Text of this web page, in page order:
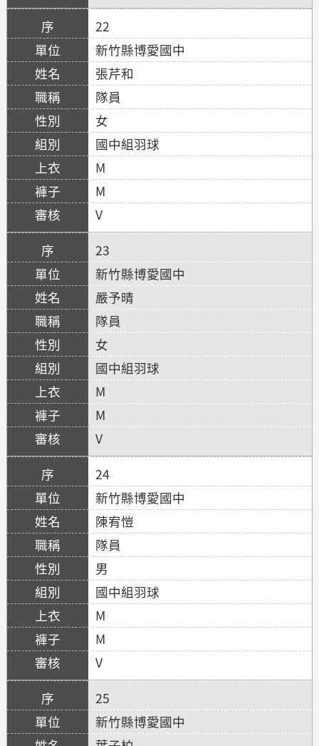
22
新竹縣博愛國中
張芹和
隊員
女
國中組羽球
M
M
V
23
新竹縣博愛國中
嚴予晴
隊員
女
國中組羽球
M
M
V
24
新竹縣博愛國中
陳宥愷
隊員
男
國中組羽球
M
M
V
25
新竹縣博愛國中